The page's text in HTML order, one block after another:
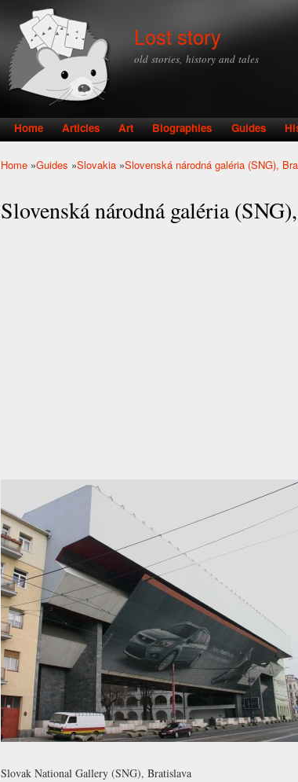
Lost story
old stories, history and tales
Main menu
Home Articles Art Biographies Guides
Home »Guides »Slovakia »Slovenská národná galéria (SNG),
Slovenská národná galéria
Slovak National Gallery (SNG), Bratislava